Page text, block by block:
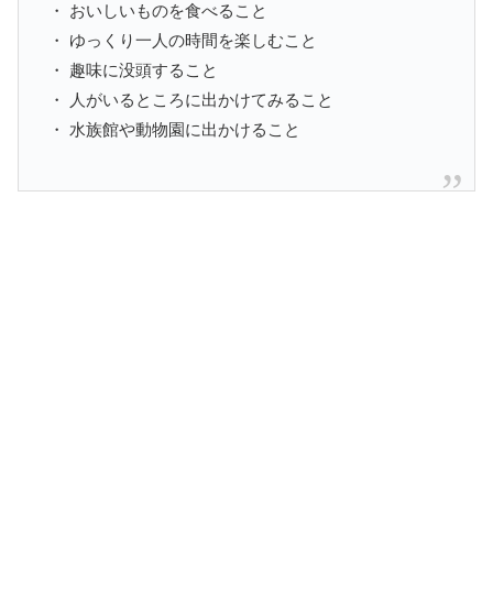
・ おいしいものを食べること
・ ゆっくり一人の時間を楽しむこと
・ 趣味に没頭すること
・ 人がいるところに出かけてみること
・ 水族館や動物園に出かけること